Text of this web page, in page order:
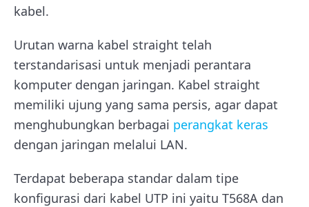
kabel.
Urutan warna kabel straight telah
terstandarisasi untuk menjadi perantara
komputer dengan jaringan. Kabel straight
memiliki ujung yang sama persis, agar dapat
menghubungkan berbagai perangkat keras
dengan jaringan melalui LAN.
Terdapat beberapa standar dalam tipe
konfigurasi dari kabel UTP ini yaitu T568A dan